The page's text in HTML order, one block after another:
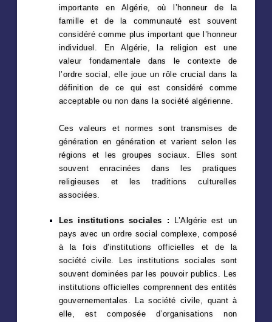
importante en Algérie, où l’honneur de la
famille et de la communauté est souvent
considéré comme plus important que l’honneur
individuel. En Algérie, la religion est une
valeur fondamentale dans le contexte de
l’ordre social, elle joue un rôle crucial dans la
définition de ce qui est considéré comme
acceptable ou non dans la société algérienne.
Ces valeurs et normes sont transmises de
génération en génération et varient selon les
régions et les groupes sociaux. Elles sont
souvent enracinées dans les pratiques
religieuses et les traditions culturelles
associées.
Les institutions sociales : L’Algérie est un
pays avec un ordre social complexe, composé
à la fois d’institutions officielles et de la
société civile. Les institutions sociales sont
souvent dominées par les pouvoir publics. Les
institutions officielles comprennent des entités
gouvernementales. La société civile, quant à
elle, est composée d’organisations non